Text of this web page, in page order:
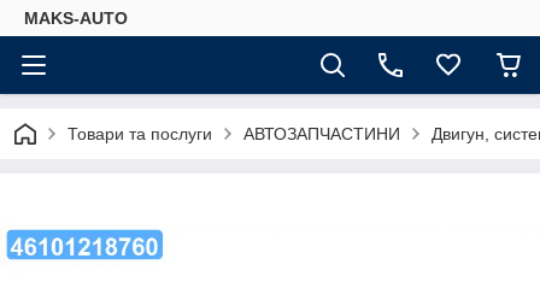
MAKS-AUTO
Товари та послуги АВТОЗАПЧАСТИНИ Двигун,